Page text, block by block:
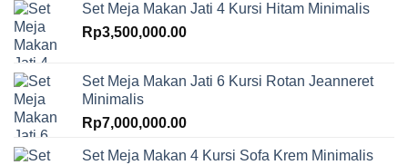
Set Meja Makan Jati 4 Kursi Hitam Minimalis
Rp3,500,000.00
Set Meja Makan Jati 6 Kursi Rotan Jeanneret
Minimalis
Rp7,000,000.00
Set Meja Makan 4 Kursi Sofa Krem Minimalis